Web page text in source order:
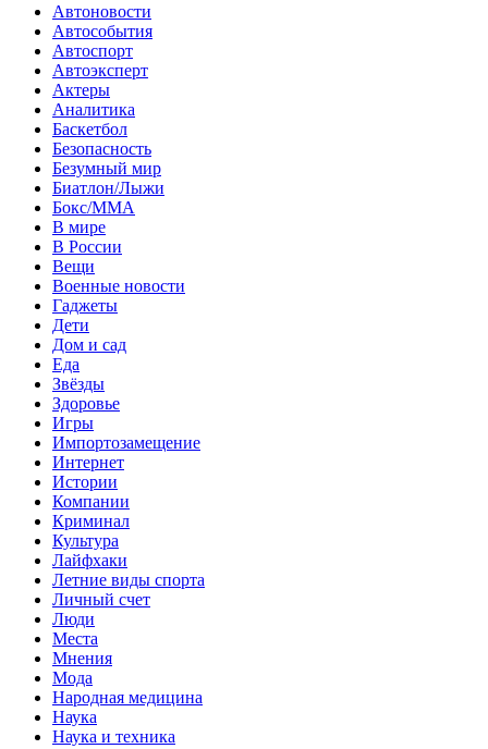
Автоновости
Автособытия
Автоспорт
Автоэксперт
Актеры
Аналитика
Баскетбол
Безопасность
Безумный мир
Биатлон/Лыжи
Бокс/MMA
В мире
В России
Вещи
Военные новости
Гаджеты
Дети
Дом и сад
Еда
Звёзды
Здоровье
Игры
Импортозамещение
Интернет
Истории
Компании
Криминал
Культура
Лайфхаки
Летние виды спорта
Личный счет
Люди
Места
Мнения
Мода
Народная медицина
Наука
Наука и техника